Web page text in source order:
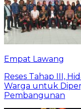
Empat Lawang
Reses Tahap III,
Warga untuk
Pembangunan